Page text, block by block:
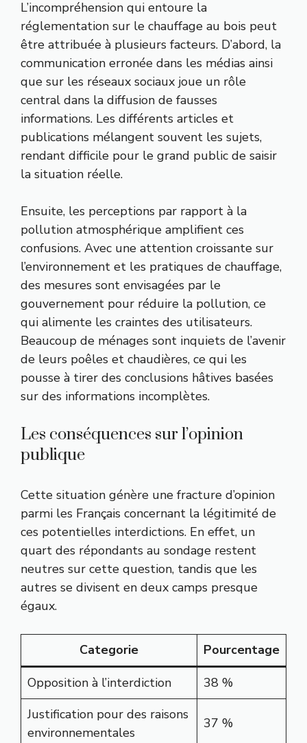
L’incompréhension qui entoure la
réglementation sur le chauffage au bois peut
être attribuée à plusieurs facteurs. D’abord, la
communication erronée dans les médias ainsi
que sur les réseaux sociaux joue un rôle
central dans la diffusion de fausses
informations. Les différents articles et
publications mélangent souvent les sujets,
rendant difficile pour le grand public de saisir
la situation réelle.
Ensuite, les perceptions par rapport à la
pollution atmosphérique amplifient ces
confusions. Avec une attention croissante sur
l’environnement et les pratiques de chauffage,
des mesures sont envisagées par le
gouvernement pour réduire la pollution, ce
qui alimente les craintes des utilisateurs.
Beaucoup de ménages sont inquiets de l’avenir
de leurs poêles et chaudières, ce qui les
pousse à tirer des conclusions hâtives basées
sur des informations incomplètes.
Les conséquences sur l’opinion
publique
Cette situation génère une fracture d’opinion
parmi les Français concernant la légitimité de
ces potentielles interdictions. En effet, un
quart des répondants au sondage restent
neutres sur cette question, tandis que les
autres se divisent en deux camps presque
égaux.
Categorie
Pourcentage
Opposition à l’interdiction
38 %
Justification pour des raisons
environnementales
37 %